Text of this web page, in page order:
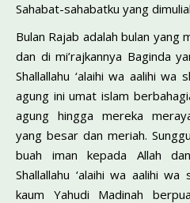
Sahabat-sahabatku yang
Bulan Rajab adalah bulan yang
dan di mi’rajkannya Baginda
Shallallahu ‘alaihi wa aalihi wa
agung ini umat islam
agung hingga mereka
yang besar dan meriah.
buah iman kepada Allah
Shallallahu ‘alaihi wa aalihi
kaum Yahudi Madinah